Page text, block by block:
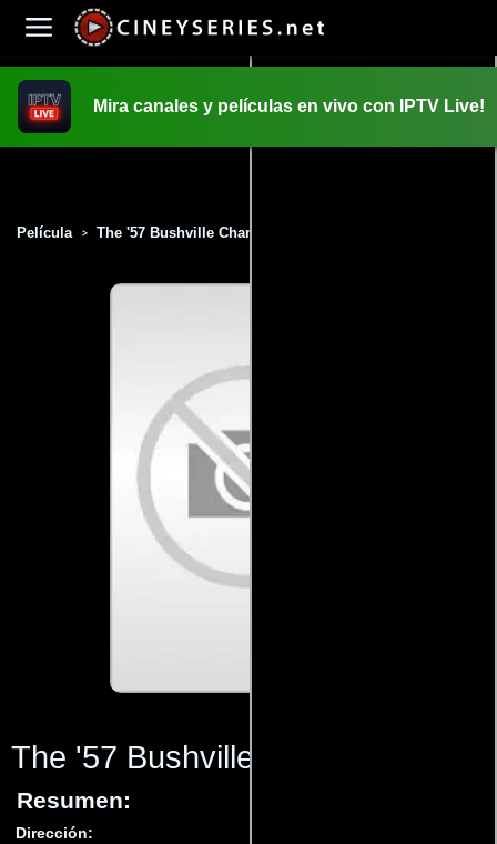
Mira canales y películas en vivo con IPTV Live!
Película > The '57 Bushville Champs (2010)
The '57 Bushville Champs
Resumen:
Dirección: